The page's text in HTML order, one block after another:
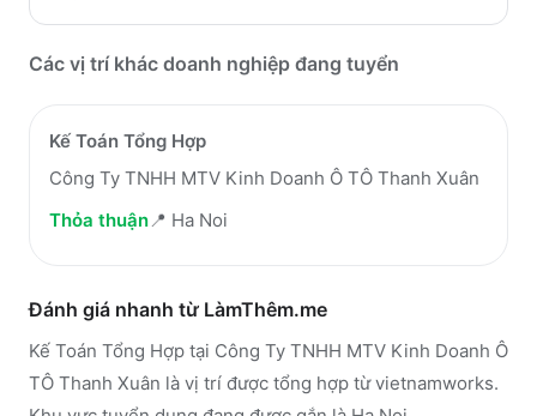
Các vị trí khác doanh nghiệp đang tuyển
Kế Toán Tổng Hợp
Công Ty TNHH MTV Kinh Doanh Ô TÔ Thanh Xuân
Thỏa thuận📍 Ha Noi
Đánh giá nhanh từ LàmThêm.me
Kế Toán Tổng Hợp tại Công Ty TNHH MTV Kinh Doanh Ô
TÔ Thanh Xuân là vị trí được tổng hợp từ vietnamworks.